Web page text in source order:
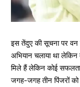
इस तेंदुए की सूचना पर वन
अभियान चलाया था
मिले हैं लेकिन कोई
जगह-जगह तीन पिंजरों को